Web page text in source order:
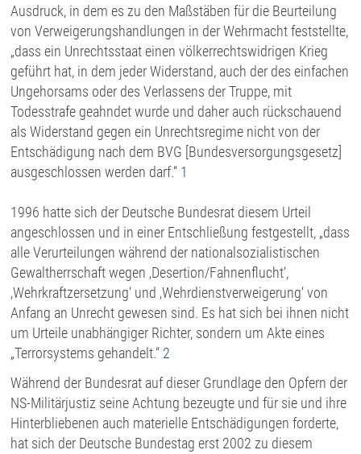
Ausdruck, in dem es zu den Maßstäben für die Beurteilung
von Verweigerungshandlungen in der Wehrmacht feststellte,
„dass ein Unrechtsstaat einen völkerrechtswidrigen Krieg
geführt hat, in dem jeder Widerstand, auch der des einfachen
Ungehorsams oder des Verlassens der Truppe, mit
Todesstrafe geahndet wurde und daher auch rückschauend
als Widerstand gegen ein Unrechtsregime nicht von der
Entschädigung nach dem BVG [Bundesversorgungsgesetz]
ausgeschlossen werden darf.“ 1
1996 hatte sich der Deutsche Bundesrat diesem Urteil
angeschlossen und in einer Entschließung festgestellt, „dass
alle Verurteilungen während der nationalsozialistischen
Gewaltherrschaft wegen ‚Desertion/Fahnenflucht‘,
‚Wehrkraftzersetzung‘ und ‚Wehrdienstverweigerung‘ von
Anfang an Unrecht gewesen sind. Es hat sich bei ihnen nicht
um Urteile unabhängiger Richter, sondern um Akte eines
„Terrorsystems gehandelt.“ 2
Während der Bundesrat auf dieser Grundlage den Opfern der
NS-Militärjustiz seine Achtung bezeugte und für sie und ihre
Hinterbliebenen auch materielle Entschädigungen forderte,
hat sich der Deutsche Bundestag erst 2002 zu diesem